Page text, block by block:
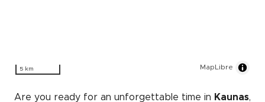
5 km MapLibre
Are you ready for an unforgettable time in Kaunas,